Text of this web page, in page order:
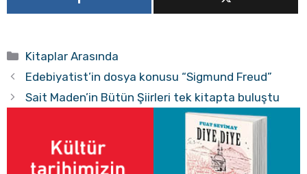
Kategoriler
Kitaplar Arasında
Edebiyatist’in dosya konusu “Sigmund Freud”
Sait Maden’in Bütün Şiirleri tek kitapta buluştu